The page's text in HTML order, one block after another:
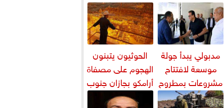
مدبولي يبدأ جولة
موسعة لافتتاح
مشروعات بمطروح
ومتابعة مشروع علم
الحوثيون يتبنون
الهجوم على مصفاة
أرامكو بجازان جنوب
السعودية